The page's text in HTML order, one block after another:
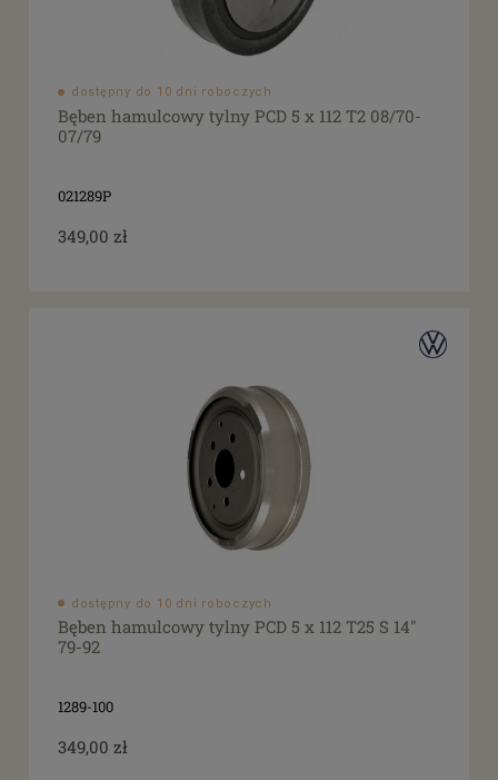
dostępny do 10 dni roboczych
Bęben hamulcowy tylny PCD 5 x 112 T2 08/70-
07/79
021289P
349,00 zł
dostępny do 10 dni roboczych
Bęben hamulcowy tylny PCD 5 x 112 T25 S 14"
79-92
1289-100
349,00 zł